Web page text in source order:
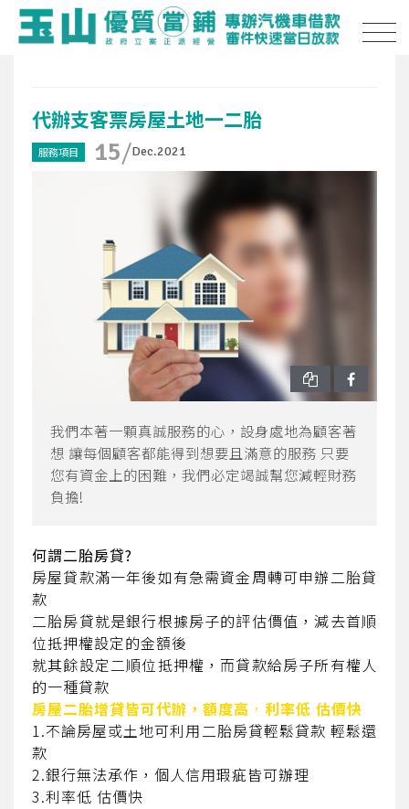
代辦支客票房屋土地一二胎
15 Dec.2021
服務項目
我們本著一顆真誠服務的心，設身處地為顧客著
想 讓每個顧客都能得到想要且滿意的服務 只要
您有資金上的困難，我們必定竭誠幫您減輕財務
負擔!
何謂二胎房貸?
房屋貸款滿一年後如有急需資金周轉可申辦二胎貸
款
二胎房貸就是銀行根據房子的評估價值，減去首順
位抵押權設定的金額後
就其餘設定二順位抵押權，而貸款給房子所有權人
的一種貸款
房屋二胎增貸皆可代辦，額度高 ， 利率低 估價快
1.不論房屋或土地可利用二胎房貸輕鬆貸款 輕鬆還
款
2.銀行無法承作，個人信用瑕疵皆可辦理
3.利率低 估價快